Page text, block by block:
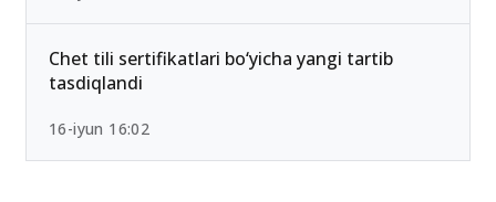
Chet tili sertifikatlari bo‘yicha yangi tartib
tasdiqlandi
16-iyun 16:02